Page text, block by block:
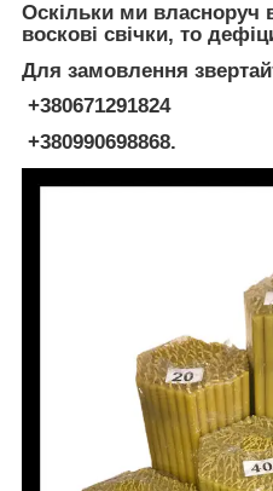
Оскільки ми власноруч
воскові свічки, то
Для замовлення
+380671291824
+380990698868.